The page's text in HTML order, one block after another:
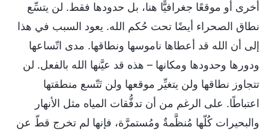
أخرى أو موقعًا جغرافيًّا هنا، بل حدودها فقط. لن يتسِّع
نطاق الصحراء أيضًا تحت حُكم الله. يعود السبب في هذا
إلى أن الله قد أعطاها ناموسها ونطاقها. مدى اتّساعها
ودورها وحدودها ومكانها – هذه قد عيَّنها الله بالفعل. لن
تتجاوز نطاقها ولن يتغيِّر موقعها ولن تَتّسع منطقتها
اعتباطًا. على الرغم من أن تدفُّقات المياه مثل الأنهار
والبحيرات كُلّها مُنظَّمةٌ ومُستمرَّة، فإنها لم تخرج قطّ عن